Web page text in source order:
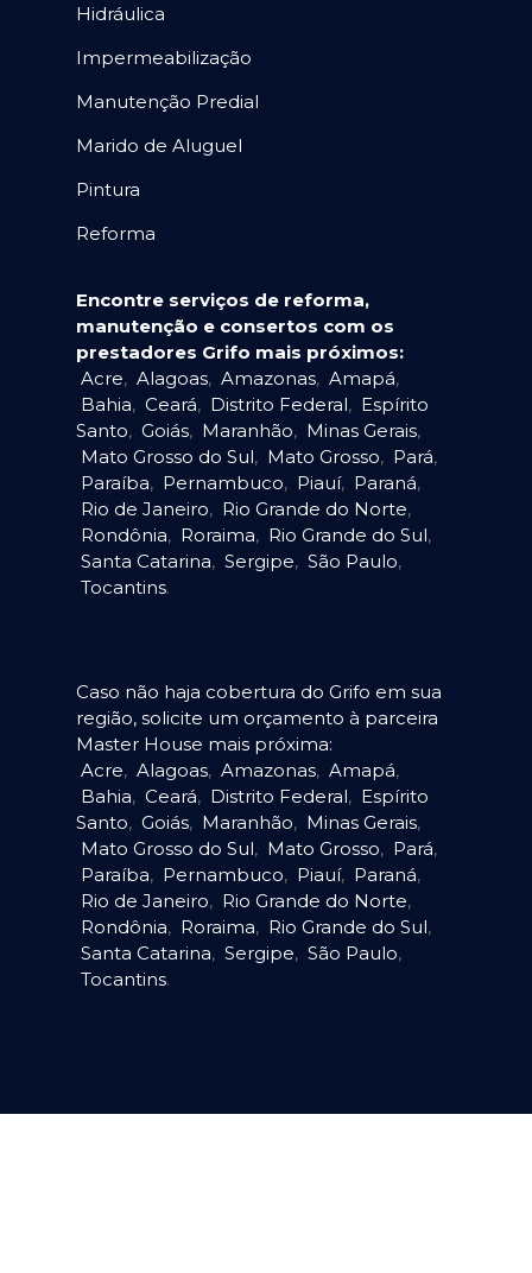
Hidráulica
Impermeabilização
Manutenção Predial
Marido de Aluguel
Pintura
Reforma
Encontre serviços de reforma,
manutenção e consertos com os
prestadores Grifo mais próximos:
Acre, Alagoas, Amazonas, Amapá,
Bahia, Ceará, Distrito Federal, Espírito
Santo, Goiás, Maranhão, Minas Gerais,
Mato Grosso do Sul, Mato Grosso, Pará,
Paraíba, Pernambuco, Piauí, Paraná,
Rio de Janeiro, Rio Grande do Norte,
Rondônia, Roraima, Rio Grande do Sul,
Santa Catarina, Sergipe, São Paulo,
Tocantins.
Caso não haja cobertura do Grifo em sua
região, solicite um orçamento à parceira
Master House mais próxima:
Acre, Alagoas, Amazonas, Amapá,
Bahia, Ceará, Distrito Federal, Espírito
Santo, Goiás, Maranhão, Minas Gerais,
Mato Grosso do Sul, Mato Grosso, Pará,
Paraíba, Pernambuco, Piauí, Paraná,
Rio de Janeiro, Rio Grande do Norte,
Rondônia, Roraima, Rio Grande do Sul,
Santa Catarina, Sergipe, São Paulo,
Tocantins.